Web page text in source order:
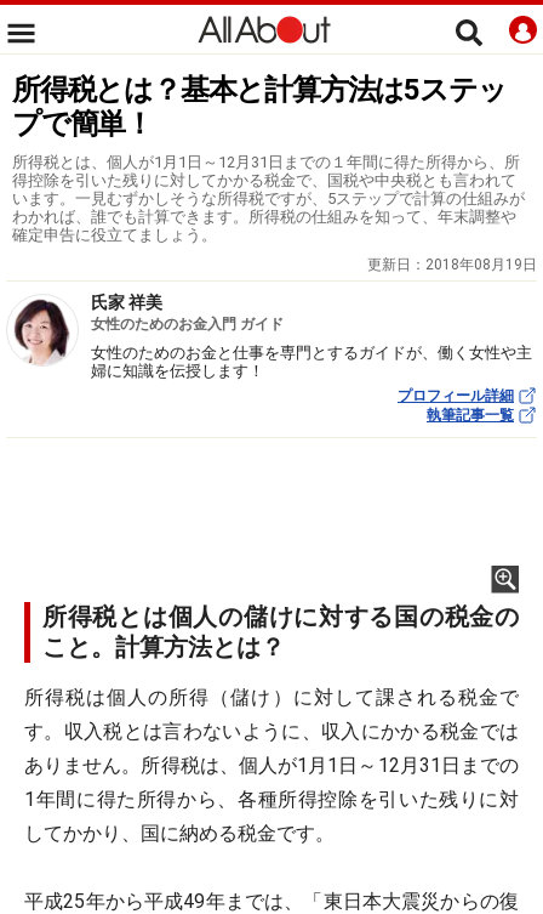
所得税とは？基本と計算方法は5ステッ
プで簡単！
所得税とは、個人が1月1日～12月31日までの１年間に得た所得から、所
得控除を引いた残りに対してかかる税金で、国税や中央税とも言われて
います。一見むずかしそうな所得税ですが、5ステップで計算の仕組みが
わかれば、誰でも計算できます。所得税の仕組みを知って、年末調整や
確定申告に役立てましょう。
更新日： 2018年08月19日
氏家 祥美
女性のためのお金入門 ガイド
女性のためのお金と仕事を専門とするガイドが、働く女性や主
婦に知識を伝授します！
プロフィール詳細
執筆記事一覧
所得税とは個人の儲けに対する国の税金の
こと。計算方法とは？
所得税は個人の所得（儲け）に対して課される税金で
す。収入税とは言わないように、収入にかかる税金では
ありません。所得税は、個人が1月1日～12月31日までの
1年間に得た所得から、各種所得控除を引いた残りに対
してかかり、国に納める税金です。
平成25年から平成49年までは、「東日本大震災からの復